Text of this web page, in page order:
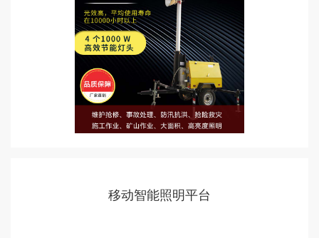
移动智能照明平台